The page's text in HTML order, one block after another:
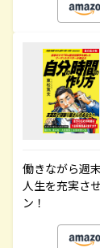
働きながら週
人生を充実さ
ン！